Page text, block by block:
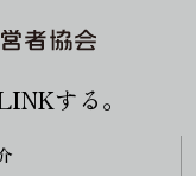
する。